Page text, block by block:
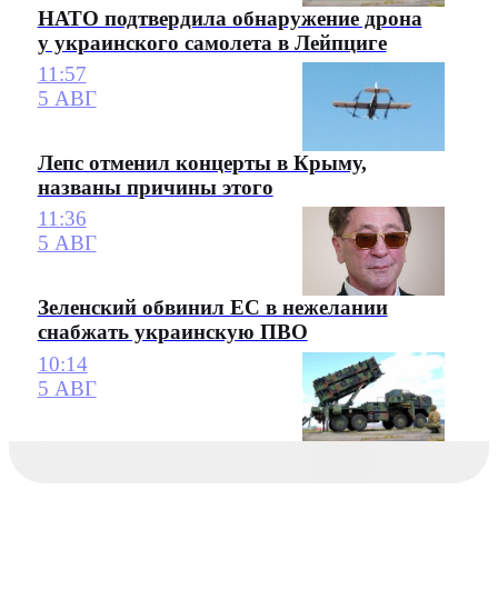
НАТО подтвердила обнаружение дрона
у украинского самолета в Лейпциге
11:57
5 АВГ
Лепс отменил концерты в Крыму,
названы причины этого
11:36
5 АВГ
Зеленский обвинил ЕС в нежелании
снабжать украинскую ПВО
10:14
5 АВГ